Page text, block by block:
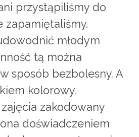
przystąpiliśmy do
zapamiętaliśmy.
młodym
tą można
sposób bezbolesny. A
kolorowy.
zajęcia zakodowany
doświadczeniem